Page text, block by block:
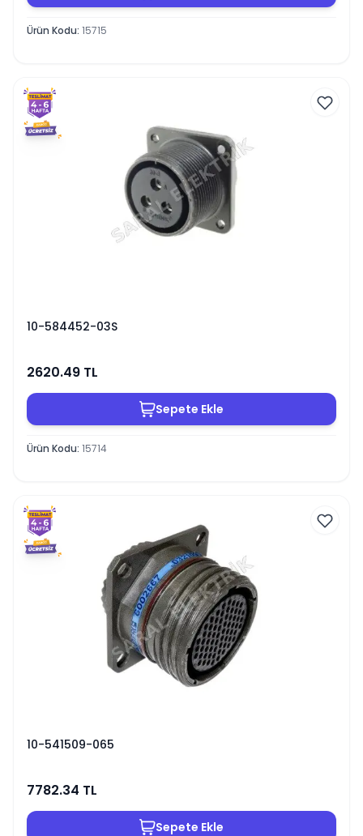
Ürün Kodu: 15715
10-584452-03S
2620.49 TL
Sepete Ekle
Ürün Kodu: 15714
10-541509-065
7782.34 TL
Sepete Ekle